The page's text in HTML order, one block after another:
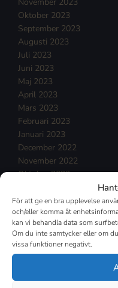
För att ge en bra upplevelse
och/eller komma åt
kan vi behandla data som
Om du inte samtycker eller om
vissa funktioner negativt.
November 2023
Oktober 2023
September 2023
Augusti 2023
Juli 2023
Juni 2023
Maj 2023
April 2023
Mars 2023
Februari 2023
Januari 2023
December 2022
November 2022
Oktober 2022
Augusti 2022
Juli 2022
Juni 2022
Maj 2022
April 2022
Februari 2022